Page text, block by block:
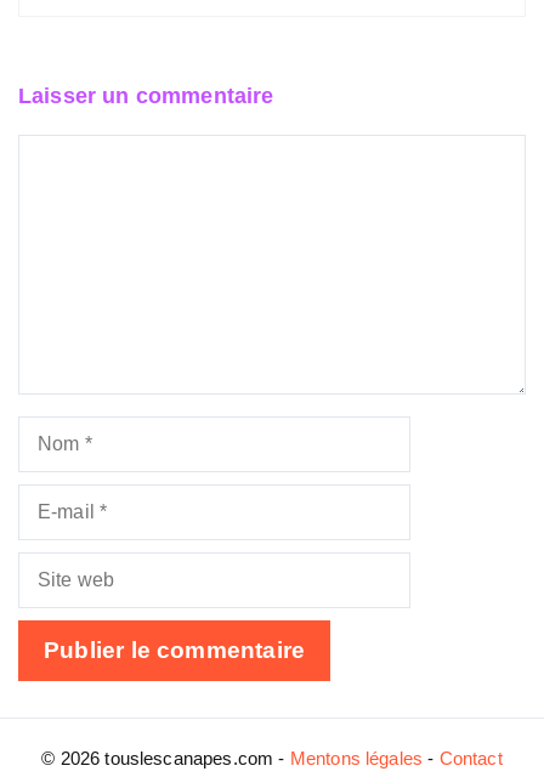
Laisser un commentaire
Nom
Site
© 2026 touslescanapes.com - Mentons légales - Contact